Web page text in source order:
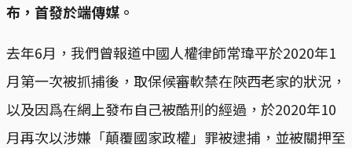
布，首發於端傳媒。
去年6月，我們曾報道中國人權律師常瑋平於2020年1
月第一次被抓捕後，取保候審軟禁在陝西老家的狀況，
以及因爲在網上發布自己被酷刑的經過，於2020年10
月再次以涉嫌「顛覆國家政權」罪被逮捕，並被關押至